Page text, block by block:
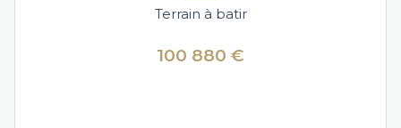
Terrain à batir
100 880 €